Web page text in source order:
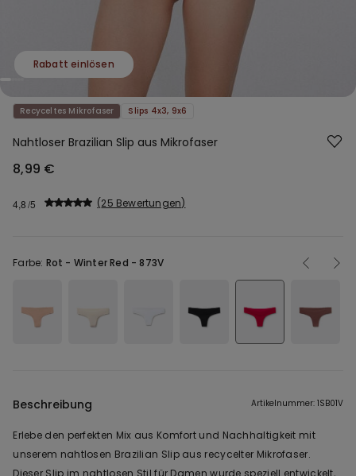
Rabatt einlösen
Recyceltes Mikrofaser Slips 4x3, 9x6
Nahtloser Brazilian Slip aus Mikrofaser
8,99 €
4,8 25 Bewertungen
Farbe: Rot - Winter Red - 873V
Beschreibung Artikelnummer: 1SB01V
Erlebe den perfekten Mix aus Komfort und Nachhaltigkeit mit
unserem nahtlosen Brazilian Slip aus recycelter Mikrofaser.